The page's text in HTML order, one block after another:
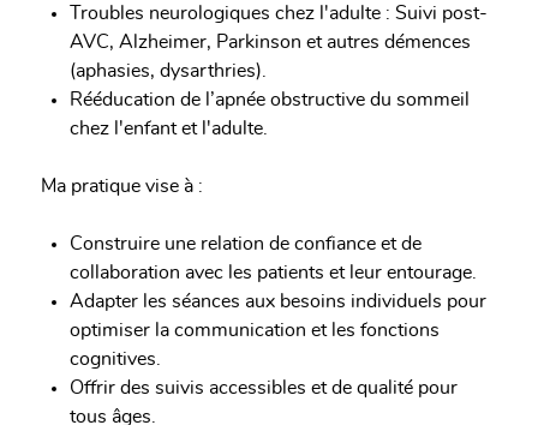
Troubles neurologiques chez l'adulte : Suivi post-
AVC, Alzheimer, Parkinson et autres démences
(aphasies, dysarthries).
Rééducation de l’apnée obstructive du sommeil
chez l'enfant et l'adulte.
Ma pratique vise à :
Construire une relation de confiance et de
collaboration avec les patients et leur entourage.
Adapter les séances aux besoins individuels pour
optimiser la communication et les fonctions
cognitives.
Offrir des suivis accessibles et de qualité pour
tous âges.